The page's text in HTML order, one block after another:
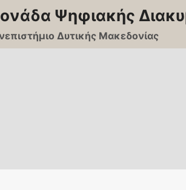
Ψηφιακής
Δυτικής Μακεδονίας